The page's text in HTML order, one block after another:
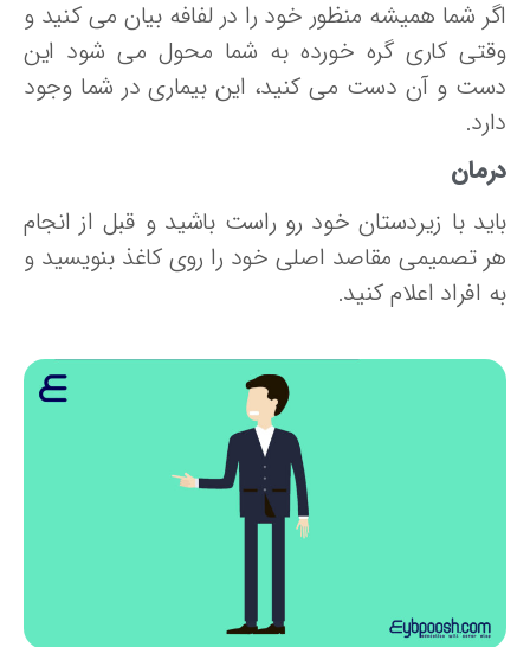
شما همیشه منظور خود را در لفافه بیان می کنید و
کاری گره خورده به شما محول می شود این
و آن دست می کنید، این بیماری در شما وجود
با زیردستان خود رو راست باشید و قبل از انجام
تصمیمی مقاصد اصلی خود را روی کاغذ بنویسید و
افراد اعلام کنید.